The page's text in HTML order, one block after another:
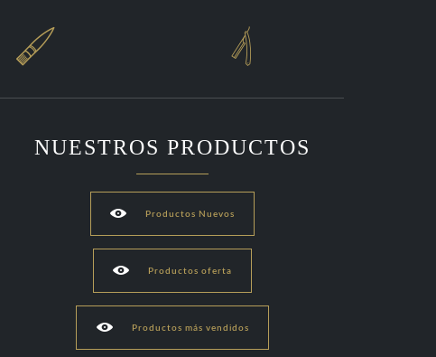
 
NUESTROS PRODUCTOS
 Productos Nuevos
 Productos oferta
 Productos más vendidos